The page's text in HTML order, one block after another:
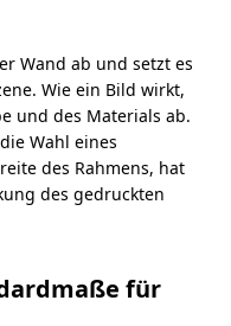
Wand ab und setzt es
Wie ein Bild wirkt,
und des Materials ab.
Wahl eines
des Rahmens, hat
des gedruckten
für